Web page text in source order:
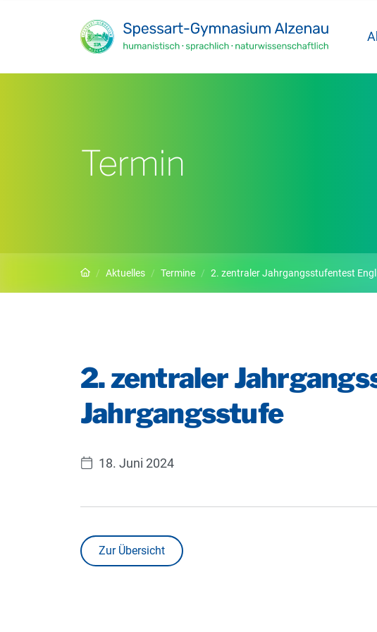
Termin
Startseite
Aktuelles Termine 2. zentraler Jahrgangsstufentest Englisch
2. zentraler
Jahrgangsstufe
18. Juni 2024
Zur Übersicht